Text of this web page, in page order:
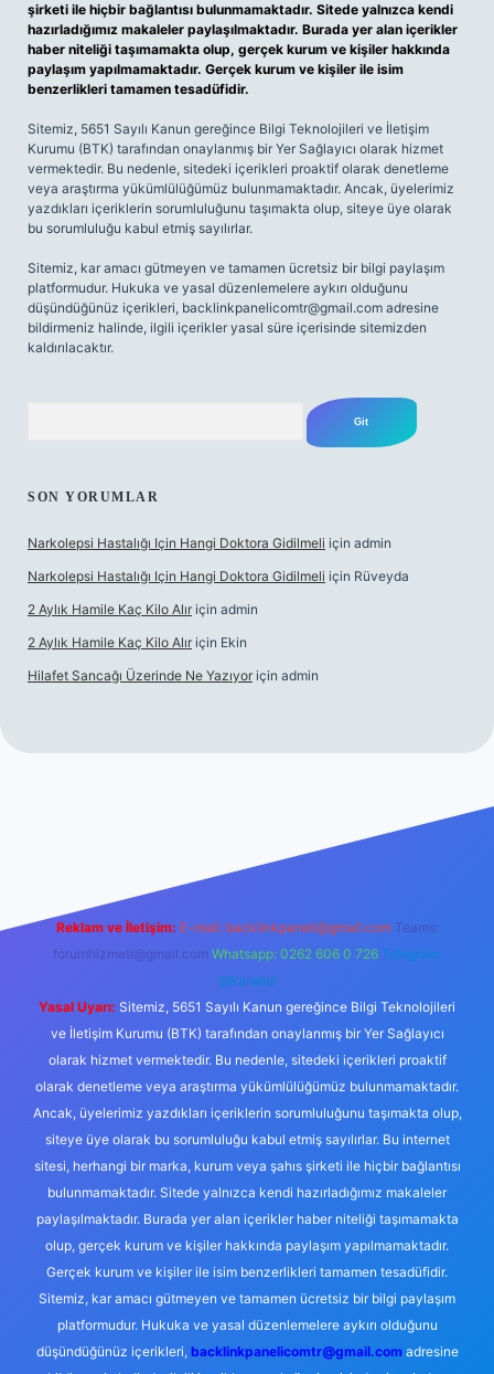
şirketi ile hiçbir bağlantısı bulunmamaktadır. Sitede yalnızca kendi
hazırladığımız makaleler paylaşılmaktadır. Burada yer alan içerikler
haber niteliği taşımamakta olup, gerçek kurum ve kişiler hakkında
paylaşım yapılmamaktadır. Gerçek kurum ve kişiler ile isim
benzerlikleri tamamen tesadüfidir.
Sitemiz, 5651 Sayılı Kanun gereğince Bilgi Teknolojileri ve İletişim
Kurumu (BTK) tarafından onaylanmış bir Yer Sağlayıcı olarak hizmet
vermektedir. Bu nedenle, sitedeki içerikleri proaktif olarak denetleme
veya araştırma yükümlülüğümüz bulunmamaktadır. Ancak, üyelerimiz
yazdıkları içeriklerin sorumluluğunu taşımakta olup, siteye üye olarak
bu sorumluluğu kabul etmiş sayılırlar.
Sitemiz, kar amacı gütmeyen ve tamamen ücretsiz bir bilgi paylaşım
platformudur. Hukuka ve yasal düzenlemelere aykırı olduğunu
düşündüğünüz içerikleri, backlinkpanelicomtr@gmail.com adresine
bildirmeniz halinde, ilgili içerikler yasal süre içerisinde sitemizden
kaldırılacaktır.
SON YORUMLAR
Narkolepsi Hastalığı Için Hangi Doktora Gidilmeli için admin
Narkolepsi Hastalığı Için Hangi Doktora Gidilmeli için Rüveyda
2 Aylık Hamile Kaç Kilo Alır için admin
2 Aylık Hamile Kaç Kilo Alır için Ekin
Hilafet Sancağı Üzerinde Ne Yazıyor için admin
Reklam ve İletişim: E-mail: backlinkpaneli@gmail.com Teams:
forumhizmeti@gmail.com Whatsapp: 0262 606 0 726 Telegram:
@karabul
Yasal Uyarı: Sitemiz, 5651 Sayılı Kanun gereğince Bilgi Teknolojileri
ve İletişim Kurumu (BTK) tarafından onaylanmış bir Yer Sağlayıcı
olarak hizmet vermektedir. Bu nedenle, sitedeki içerikleri proaktif
olarak denetleme veya araştırma yükümlülüğümüz bulunmamaktadır.
Ancak, üyelerimiz yazdıkları içeriklerin sorumluluğunu taşımakta olup,
siteye üye olarak bu sorumluluğu kabul etmiş sayılırlar. Bu internet
sitesi, herhangi bir marka, kurum veya şahıs şirketi ile hiçbir bağlantısı
bulunmamaktadır. Sitede yalnızca kendi hazırladığımız makaleler
paylaşılmaktadır. Burada yer alan içerikler haber niteliği taşımamakta
olup, gerçek kurum ve kişiler hakkında paylaşım yapılmamaktadır.
Gerçek kurum ve kişiler ile isim benzerlikleri tamamen tesadüfidir.
Sitemiz, kar amacı gütmeyen ve tamamen ücretsiz bir bilgi paylaşım
platformudur. Hukuka ve yasal düzenlemelere aykırı olduğunu
düşündüğünüz içerikleri, backlinkpanelicomtr@gmail.comadresine